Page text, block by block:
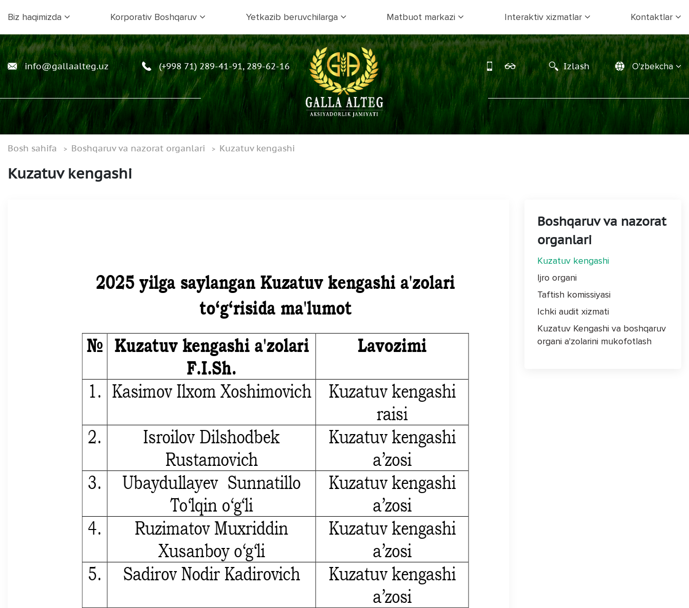
Biz haqimizda Korporativ Boshqaruv Yetkazib beruvchilarga Matbuot markazi Interaktiv xizmatlar Kontaktlar
info@gallaalteg.uz (+998 71) 289-41-91, 289-62-16 Izlash O'zbekcha
Bosh sahifa Boshqaruv va nazorat organlari Kuzatuv kengashi
Kuzatuv kengashi
Boshqaruv va nazorat
organlari
Kuzatuv kengashi
Ijro organi
Taftish komissiyasi
Ichki audit xizmati
Kuzatuv Kengashi va boshqaruv
organi a'zolarini mukofotlash